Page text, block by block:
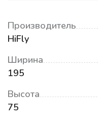
Производитель
HiFly
Ширина
195
Высота
75